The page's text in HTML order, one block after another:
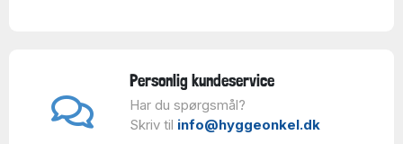
Personlig kundeservice
Har du spørgsmål?
Skriv til info@hyggeonkel.dk